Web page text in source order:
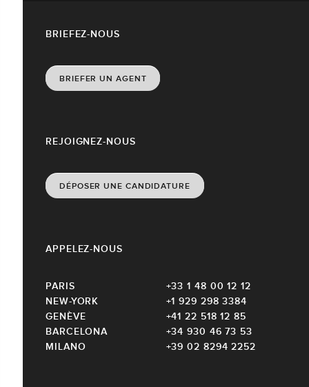
REJOIGNEZ-NOUS
DÉPOSER UNE CANDIDATURE
APPELEZ-NOUS
PARIS
+33 1 48 00 12 12
NEW-YORK
+1 929 298 3384
GENÈVE
+41 22 518 12 85
BARCELONA
+34 930 46 73 53
MILANO
+39 02 8294 2252
BRIEFEZ-NOUS
BRIEFER UN AGENT